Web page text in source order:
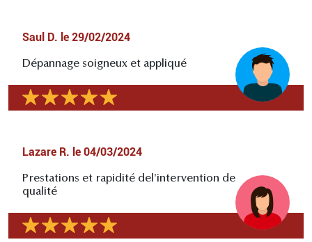
Saul D. le 29/02/2024
Dépannage soigneux et appliqué
Lazare R. le 04/03/2024
Prestations et rapidité del'intervention de
qualité